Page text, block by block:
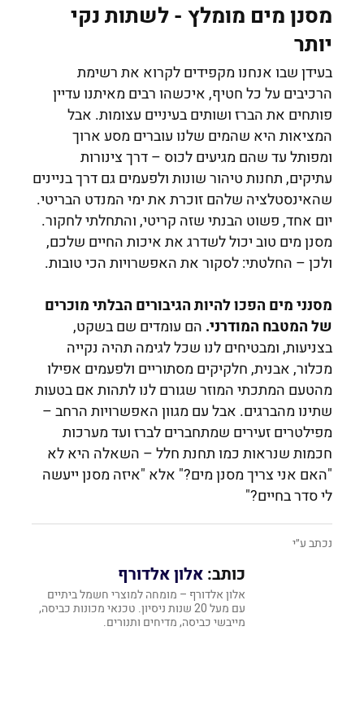
מסנן מים מומלץ - לשתות נקי
יותר
בעידן שבו אנחנו מקפידים לקרוא את רשימת
הרכיבים על כל חטיף, איכשהו רבים מאיתנו עדיין
פותחים את הברז ושותים בעיניים עצומות. אבל
המציאות היא שהמים שלנו עוברים מסע ארוך
ומפותל עד שהם מגיעים לכוס – דרך צינורות
עתיקים, תחנות טיהור שונות ולפעמים גם דרך בניינים
שהאינסטלציה שלהם זוכרת את ימי המנדט הבריטי.
יום אחד, פשוט הבנתי שזה קריטי, והתחלתי לחקור.
מסנן מים טוב יכול לשדרג את איכות החיים שלכם,
ולכן – החלטתי: לסקור את האפשרויות הכי טובות.
מסנני מים הפכו להיות הגיבורים הבלתי מוכרים
של המטבח המודרני. הם עומדים שם בשקט,
בצניעות, ומבטיחים לנו שכל לגימה תהיה נקייה
מכלור, אבנית, חלקיקים מסתוריים ולפעמים אפילו
מהטעם המתכתי המוזר שגורם לנו לתהות אם בטעות
שתינו מהברגים. אבל עם מגוון האפשרויות הרחב –
מפילטרים זעירים שמתחברים לברז ועד מערכות
חכמות שנראות כמו תחנת חלל – השאלה היא לא
"האם אני צריך מסנן מים?" אלא "איזה מסנן ייעשה
לי סדר בחיים?"
נכתב ע״י
כותב: אלון אלדורף
אלון אלדורף – מומחה למוצרי חשמל ביתיים
עם מעל 20 שנות ניסיון. טכנאי מכונות כביסה,
מייבשי כביסה, מדיחים ותנורים.